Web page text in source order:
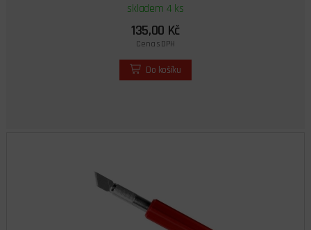
skladem 4 ks
135,00 Kč
Cena s DPH
Do košíku